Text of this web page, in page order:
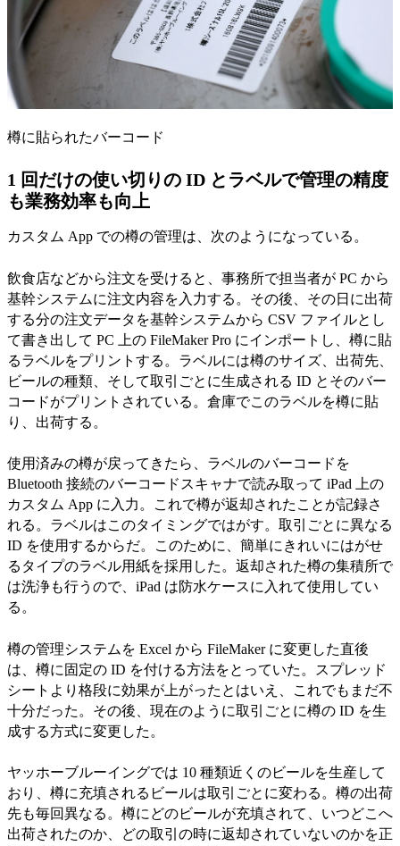
樽に貼られたバーコード
1 回だけの使い切りの ID とラベルで管理の精度
も業務効率も向上
カスタム App での樽の管理は、次のようになっている。
飲食店などから注文を受けると、事務所で担当者が PC から
基幹システムに注文内容を入力する。その後、その日に出荷
する分の注文データを基幹システムから CSV ファイルとし
て書き出して PC 上の FileMaker Pro にインポートし、樽に貼
るラベルをプリントする。ラベルには樽のサイズ、出荷先、
ビールの種類、そして取引ごとに生成される ID とそのバー
コードがプリントされている。倉庫でこのラベルを樽に貼
り、出荷する。
使用済みの樽が戻ってきたら、ラベルのバーコードを
Bluetooth 接続のバーコードスキャナで読み取って iPad 上の
カスタム App に入力。これで樽が返却されたことが記録さ
れる。ラベルはこのタイミングではがす。取引ごとに異なる
ID を使用するからだ。このために、簡単にきれいにはがせ
るタイプのラベル用紙を採用した。返却された樽の集積所で
は洗浄も行うので、iPad は防水ケースに入れて使用してい
る。
樽の管理システムを Excel から FileMaker に変更した直後
は、樽に固定の ID を付ける方法をとっていた。スプレッド
シートより格段に効果が上がったとはいえ、これでもまだ不
十分だった。その後、現在のように取引ごとに樽の ID を生
成する方式に変更した。
ヤッホーブルーイングでは 10 種類近くのビールを生産して
おり、樽に充填されるビールは取引ごとに変わる。樽の出荷
先も毎回異なる。樽にどのビールが充填されて、いつどこへ
出荷されたのか、どの取引の時に返却されていないのかを正